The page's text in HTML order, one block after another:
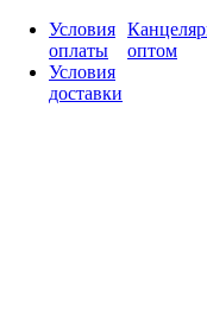
Условия
оплаты
Условия
доставки
оптом